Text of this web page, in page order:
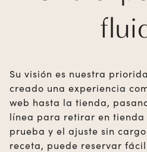
Su visión es nuestra
creado una experiencia
web hasta la tienda,
línea para retirar en
prueba y el ajuste sin
receta, puede reservar